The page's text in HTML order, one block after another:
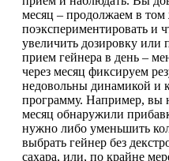
Многокомпонентный и
Растительный протеин
Снижение веса
НАЗАД
месяц – продолжаем в
поэкспериментировать и
увеличить дозировку или
прием гейнера в день –
через месяц фиксируем
недовольны динамикой и
программу. Например, вы
месяц обнаружили
нужно либо уменьшить
выбрать гейнер без
сахара, или, по крайне